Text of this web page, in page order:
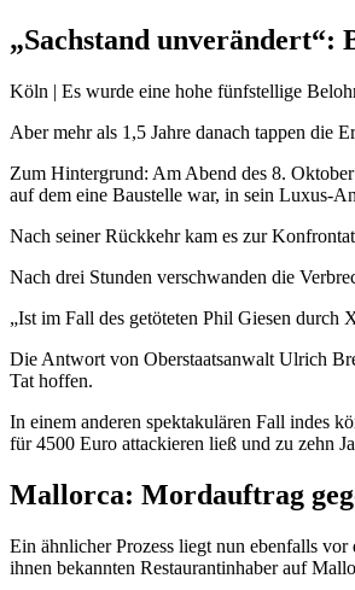
„Sachstand
Köln | Es wurde eine hohe fünfstellige
Aber mehr als 1,5 Jahre danach tappen die
Zum Hintergrund: Am Abend des 8.
auf dem eine Baustelle war, in sein Luxus-
Nach seiner Rückkehr kam es zur
Nach drei Stunden verschwanden die
„Ist im Fall des getöteten Phil Giesen durch
Die Antwort von Oberstaatsanwalt Ulrich
Tat hoffen.
In einem anderen spektakulären Fall indes
für 4500 Euro attackieren ließ und zu zehn
Mallorca: Mordauftrag
Ein ähnlicher Prozess liegt nun ebenfalls
ihnen bekannten Restaurantinhaber auf